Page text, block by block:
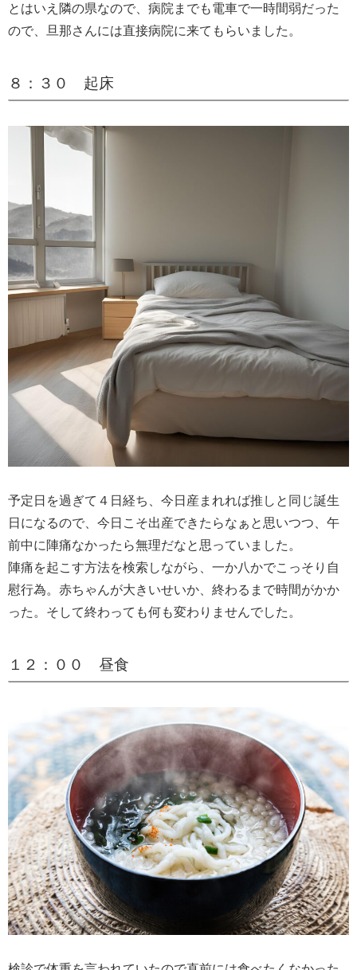
とはいえ隣の県なので、病院までも電車で一時間弱だった
ので、旦那さんには直接病院に来てもらいました。
８：３０ 起床
予定日を過ぎて４日経ち、今日産まれれば推しと同じ誕生
日になるので、今日こそ出産できたらなぁと思いつつ、午
前中に陣痛なかったら無理だなと思っていました。
陣痛を起こす方法を検索しながら、一か八かでこっそり自
慰行為。赤ちゃんが大きいせいか、終わるまで時間がかか
った。そして終わっても何も変わりませんでした。
１２：００ 昼食